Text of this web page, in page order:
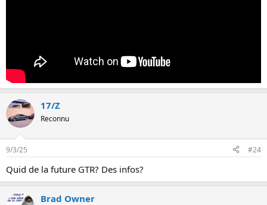
17/Z
Reconnu
9/3/25 #24
Quid de la future GTR? Des infos?
Brad Owner